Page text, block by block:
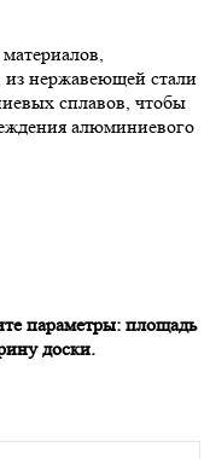
нержавеющей стали
сплавов, чтобы
алюминиевого
параметры: площадь
доски.